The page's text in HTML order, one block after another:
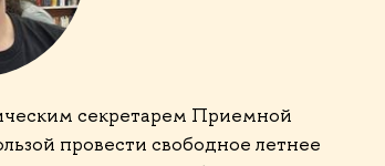
секретарем Приемной
провести свободное летнее